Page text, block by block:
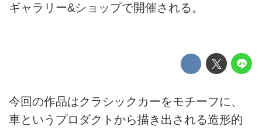
ギャラリー&ショップで開催される。
今回の作品はクラシックカーをモチーフに、
車というプロダクトから描き出される造形的